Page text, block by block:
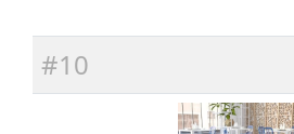
#10